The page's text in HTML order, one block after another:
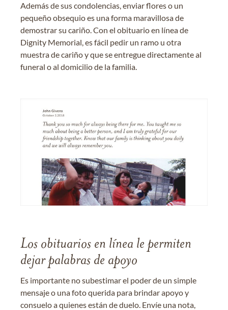
Además de sus condolencias, enviar flores o un
pequeño obsequio es una forma maravillosa de
demostrar su cariño. Con el obituario en línea de
Dignity Memorial, es fácil pedir un ramo u otra
muestra de cariño y que se entregue directamente al
funeral o al domicilio de la familia.
Los obituarios en línea le permiten
dejar palabras de apoyo
Es importante no subestimar el poder de un simple
mensaje o una foto querida para brindar apoyo y
consuelo a quienes están de duelo. Envíe una nota,